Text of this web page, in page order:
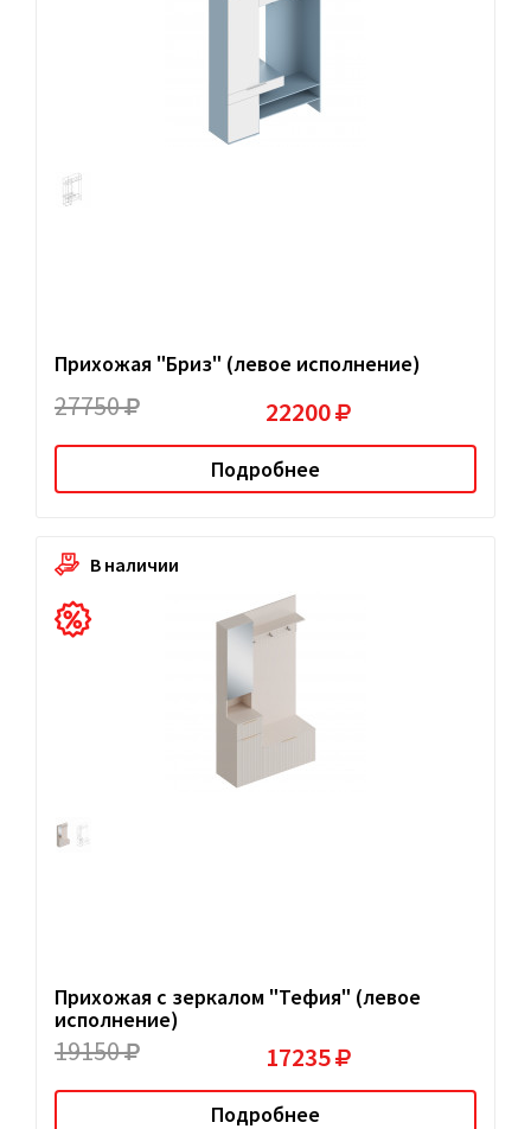
Прихожая "Бриз" (левое исполнение)
27750 22200
Подробнее
В наличии
Прихожая с зеркалом "Тефия" (левое
исполнение)
19150 17235
Подробнее